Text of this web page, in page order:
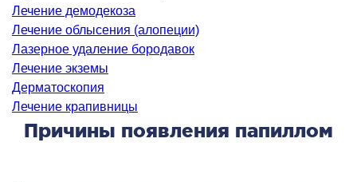
помощь
ЗАБОЛЕВАНИЯ
Лечение демодекоза
Лечение облысения (алопеции)
Лазерное удаление бородавок
Лечение экземы
Дерматоскопия
Лечение крапивницы
Причины появления папиллом